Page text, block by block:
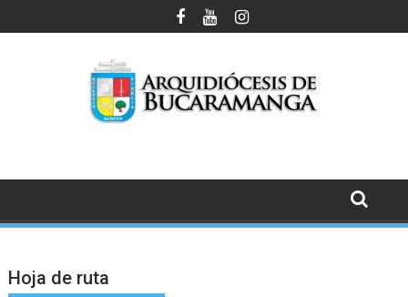
al
Hoja de ruta